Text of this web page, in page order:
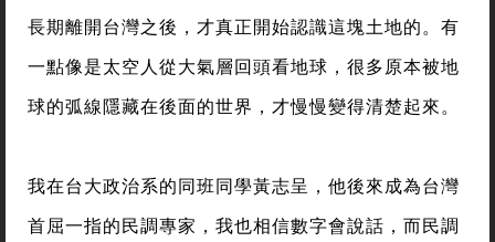
長期離開台灣之後，才真正開始認識這塊土地的。有
一點像是太空人從大氣層回頭看地球，很多原本被地
球的弧線隱藏在後面的世界，才慢慢變得清楚起來。
我在台大政治系的同班同學黃志呈，他後來成為台灣
首屈一指的民調專家，我也相信數字會說話，而民調